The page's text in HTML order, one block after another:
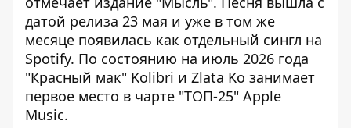
датой релиза 23 мая и уже в том же
месяце появилась как отдельный сингл на
Spotify. По состоянию на июль 2026 года
"Красный мак" Kolibri и Zlata Ko занимает
первое место в чарте "ТОП-25" Apple
Music.